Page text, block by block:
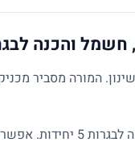
חשמל והכנה
המורה מסביר
השיעורים מותאמים לרמת